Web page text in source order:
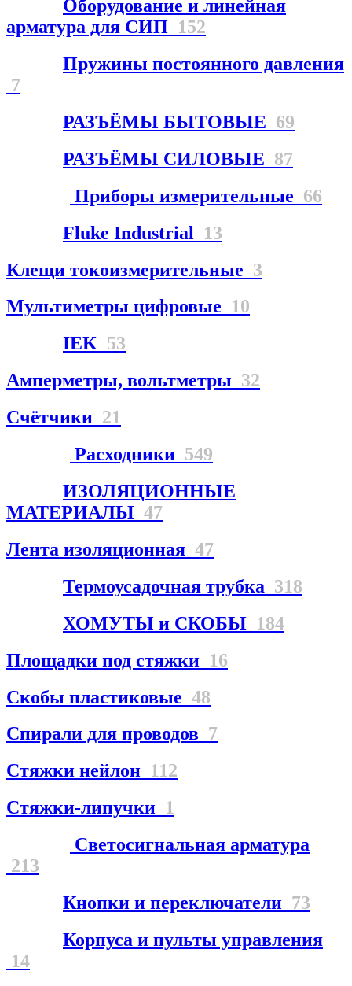
Оборудование и линейная
арматура для СИП 152
Пружины постоянного давления
7
РАЗЪЁМЫ БЫТОВЫЕ 69
РАЗЪЁМЫ СИЛОВЫЕ 87
Приборы измерительные 66
Fluke Industrial 13
Клещи токоизмерительные 3
Мультиметры цифровые 10
IEK 53
Амперметры, вольтметры 32
Счётчики 21
Расходники 549
ИЗОЛЯЦИОННЫЕ
МАТЕРИАЛЫ 47
Лента изоляционная 47
Термоусадочная трубка 318
ХОМУТЫ и СКОБЫ 184
Площадки под стяжки 16
Скобы пластиковые 48
Спирали для проводов 7
Стяжки нейлон 112
Стяжки-липучки 1
Светосигнальная арматура
213
Кнопки и переключатели 73
Корпуса и пульты управления
14